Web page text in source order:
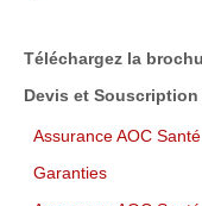
Téléchargez la
Devis et
Assurance AOC
Garanties